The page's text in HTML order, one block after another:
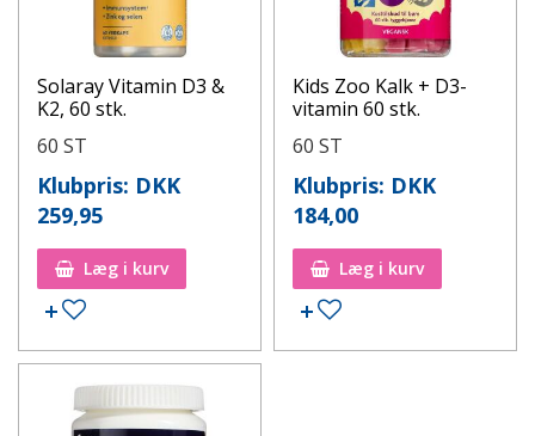
Solaray Vitamin D3 &
K2, 60 stk.
60 ST
Klubpris: DKK
259,95
Læg i kurv
Kids Zoo Kalk + D3-
vitamin 60 stk.
60 ST
Klubpris: DKK
184,00
Læg i kurv